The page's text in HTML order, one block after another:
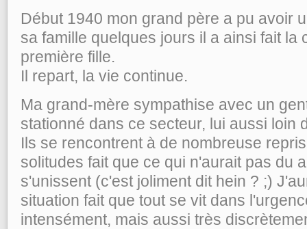
Début 1940 mon grand père a pu avoir
sa famille quelques jours il a ainsi fait la
première fille.
Il repart, la vie continue.
Ma grand-mère sympathise avec un
stationné dans ce secteur, lui aussi loin
Ils se rencontrent à de nombreuse
solitudes fait que ce qui n'aurait pas du
s'unissent (c'est joliment dit hein ? ;)
situation fait que tout se vit dans
intensément, mais aussi très